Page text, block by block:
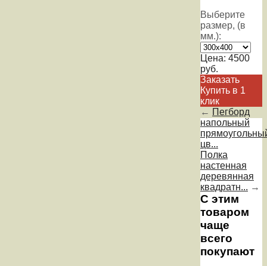
Выберите
размер, (в
мм.):
Цена: 4500
руб.
Заказать
Купить в 1
клик
← Пегборд
напольный
цв...
Полка
настенная
деревянная
квадратн... →
С этим
товаром
чаще
всего
покупают